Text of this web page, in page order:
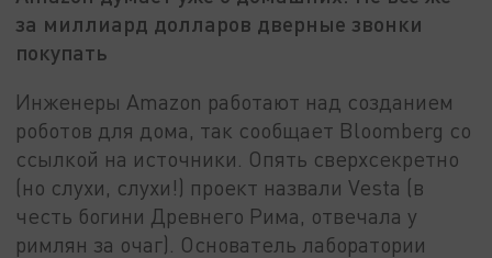
за миллиард долларов дверные звонки
покупать
Инженеры Amazon работают над созданием
роботов для дома, так сообщает Bloomberg со
ссылкой на источники. Опять сверхсекретно
(но слухи, слухи!) проект назвали Vesta (в
честь богини Древнего Рима, отвечала у
римлян за очаг). Основатель лаборатории